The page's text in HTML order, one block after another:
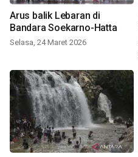
Arus balik Lebaran di
Bandara Soekarno-Hatta
Selasa, 24 Maret 2026